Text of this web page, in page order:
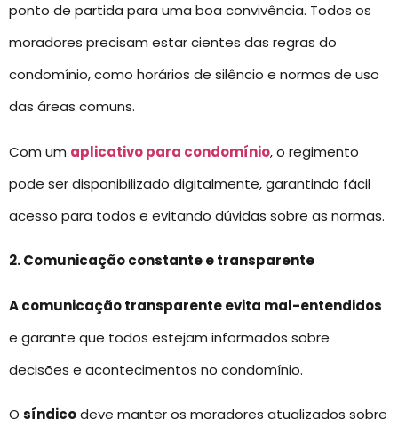
ponto de partida para uma boa convivência. Todos os
moradores precisam estar cientes das regras do
condomínio, como horários de silêncio e normas de uso
das áreas comuns.
Com um aplicativo para condomínio, o regimento
pode ser disponibilizado digitalmente, garantindo fácil
acesso para todos e evitando dúvidas sobre as normas.
2. Comunicação constante e transparente
A comunicação transparente evita mal-entendidos
e garante que todos estejam informados sobre
decisões e acontecimentos no condomínio.
O síndicodeve manter os moradores atualizados sobre